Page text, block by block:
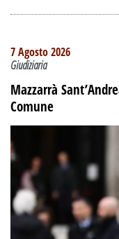
7 Agosto 2026
Giudiziaria
Mazzarrà
Comune